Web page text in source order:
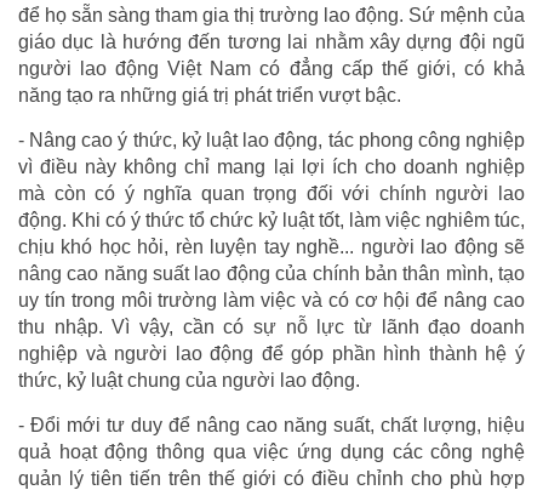
để họ sẵn sàng tham gia thị trường lao động. Sứ mệnh của
giáo dục là hướng đến tương lai nhằm xây dựng đội ngũ
người lao động Việt Nam có đẳng cấp thế giới, có khả
năng tạo ra những giá trị phát triển vượt bậc.
- Nâng cao ý thức, kỷ luật lao động, tác phong công nghiệp
vì điều này không chỉ mang lại lợi ích cho doanh nghiệp
mà còn có ý nghĩa quan trọng đối với chính người lao
động. Khi có ý thức tổ chức kỷ luật tốt, làm việc nghiêm túc,
chịu khó học hỏi, rèn luyện tay nghề... người lao động sẽ
nâng cao năng suất lao động của chính bản thân mình, tạo
uy tín trong môi trường làm việc và có cơ hội để nâng cao
thu nhập. Vì vậy, cần có sự nỗ lực từ lãnh đạo doanh
nghiệp và người lao động để góp phần hình thành hệ ý
thức, kỷ luật chung của người lao động.
- Đổi mới tư duy để nâng cao năng suất, chất lượng, hiệu
quả hoạt động thông qua việc ứng dụng các công nghệ
quản lý tiên tiến trên thế giới có điều chỉnh cho phù hợp